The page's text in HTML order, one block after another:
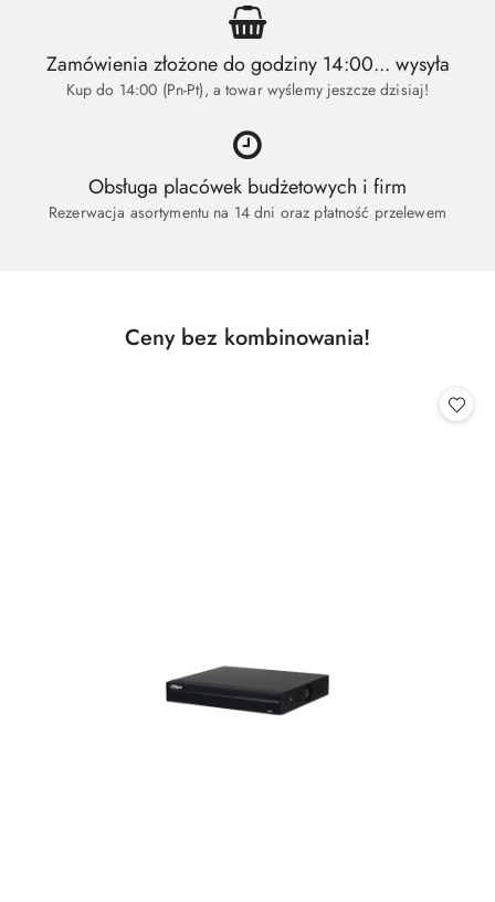
Zamówienia złożone do godziny 14:00... wysyła
Kup do 14:00 (Pn-Pt), a towar wyślemy jeszcze dzisiaj!
Obsługa placówek budżetowych i firm
Rezerwacja asortymentu na 14 dni oraz płatność przelewem
Pomiń karuzelę produktów
Produkty
Ceny bez kombinowania!